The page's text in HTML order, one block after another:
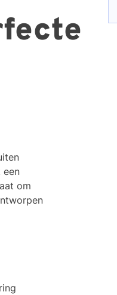
een
om